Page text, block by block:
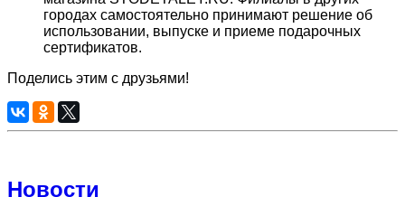
городах самостоятельно принимают решение об
использовании, выпуске и приеме подарочных
сертификатов.
Поделись этим с друзьями!
Новости